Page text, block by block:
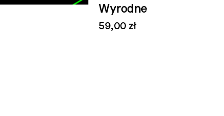
Wyrodne
59,00 zł